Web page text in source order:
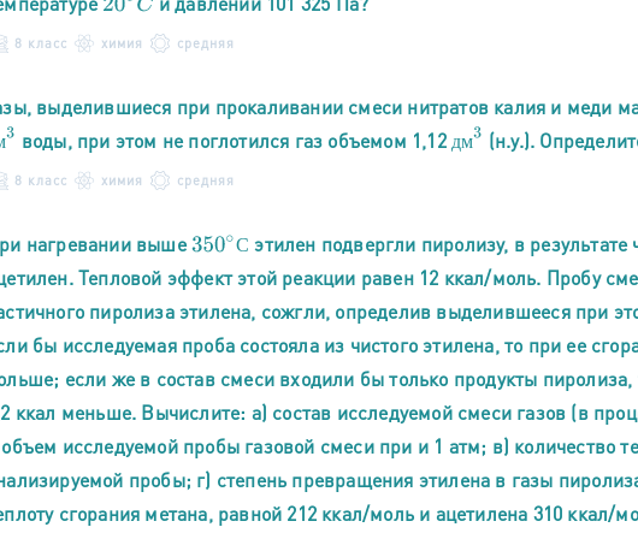
8 класс химия средняя
выделившиеся при прокаливании смеси нитратов калия и меди
3 воды, при этом не поглотился газ объемом 1,12 дм
дм3 (н.у.).
8 класс химия средняя
нагревании выше С
350∘С этилен подвергли пиролизу, в
Тепловой эффект этой реакции равен 12 ккал/моль. Пробу
пиролиза этилена, сожгли, определив выделившееся при
бы исследуемая проба состояла из чистого этилена, то при ее
если же в состав смеси входили бы только продукты
ккал меньше. Вычислите: а) состав исследуемой смеси газов (в
исследуемой пробы газовой смеси при и 1 атм; в) количество
пробы; г) степень превращения этилена в газы
сгорания метана, равной 212 ккал/моль и ацетилена 310 ккал/